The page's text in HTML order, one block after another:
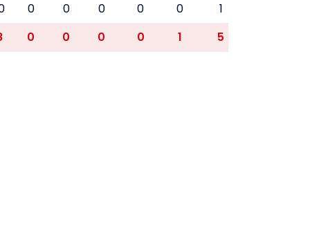
0 0 0 0 0 1
0 0 0 0 1 5